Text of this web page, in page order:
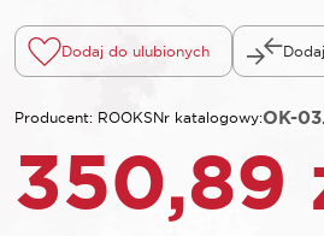
Dodaj do ulubionych
Producent: ROOKSNr katalogowy:OK-
350,89